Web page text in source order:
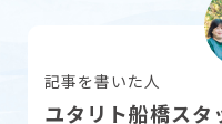
記事を書いた人
ユタリト船橋スタ